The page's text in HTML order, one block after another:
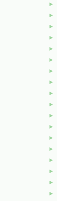
►
►
►
►
►
►
►
►
►
►
►
►
►
►
►
►
►
►